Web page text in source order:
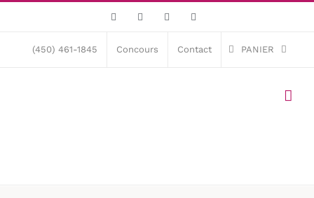
content
Facebook Instagram
(450) 461-1845 Concours Contact PANIER